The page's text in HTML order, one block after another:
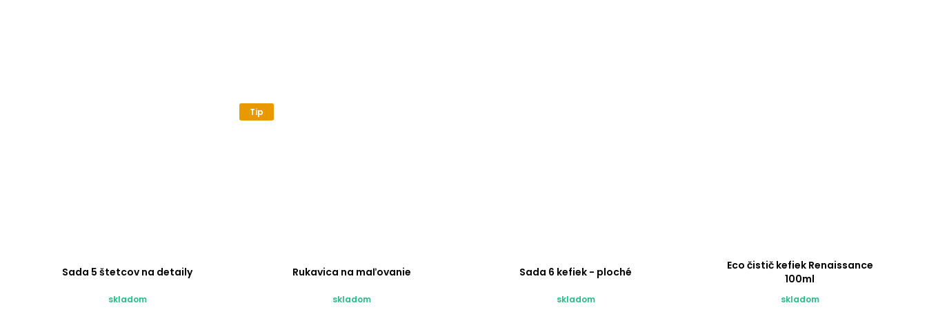
Sada 5 štetcov na detaily
skladom
Tip
Rukavica na maľovanie
skladom
Sada 6 kefiek - ploché
skladom
Eco čistič kefiek Renaissance
100ml
skladom